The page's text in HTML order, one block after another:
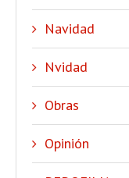
Navidad
Nvidad
Obras
Opinión